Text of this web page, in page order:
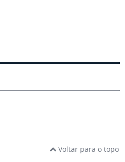
Voltar para o topo